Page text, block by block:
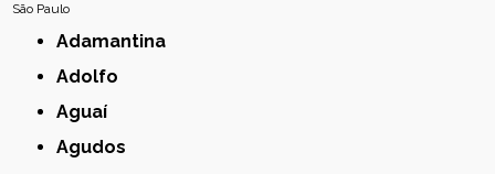
São Paulo
Adamantina
Adolfo
Aguaí
Agudos